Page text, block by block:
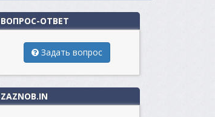
ВОПРОС-ОТВЕТ
Задать вопрос
ZAZNOB.IN